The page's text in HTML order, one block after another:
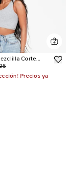
Corte
Precios ya